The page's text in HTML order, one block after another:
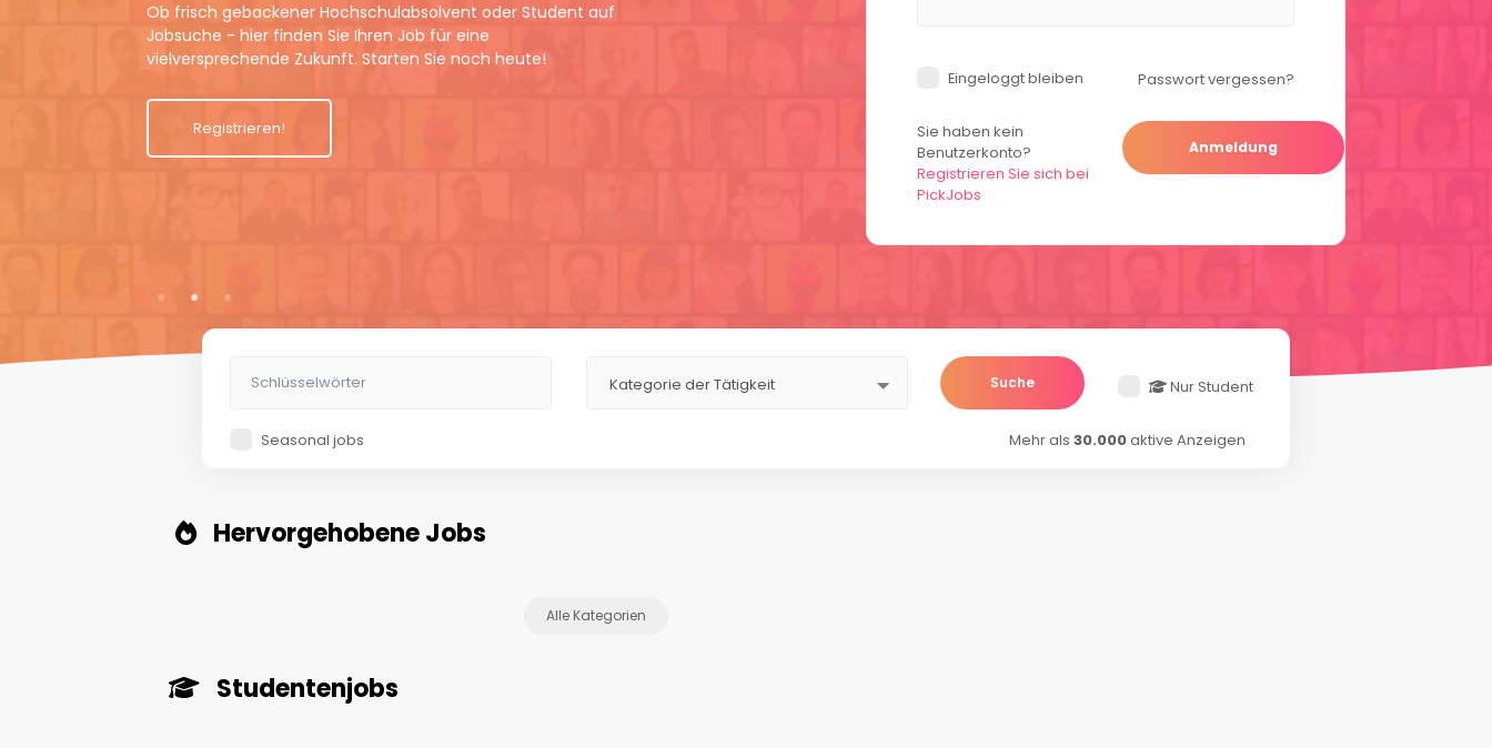
Ob frisch gebackener Hochschulabsolvent oder Student auf
Jobsuche - hier finden Sie Ihren Job für eine
vielversprechende Zukunft. Starten Sie noch heute!
Registrieren!
Eingeloggt bleiben Passwort vergessen?
Sie haben kein
Benutzerkonto?
Registrieren Sie sich bei
PickJobs
Anmeldung
Kategorie der Tätigkeit Suche Nur Student
Seasonal jobs Mehr als 30.000aktive Anzeigen
Hervorgehobene Jobs
Alle Kategorien
Studentenjobs